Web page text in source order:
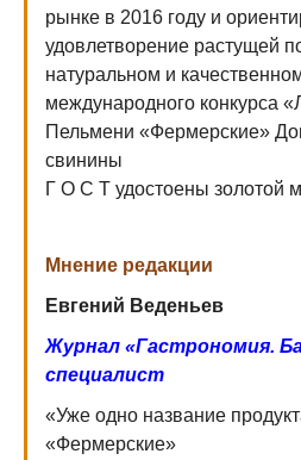
рынке в 2016 году и
удовлетворение растущей
натуральном и
международного конкурса
Пельмени «Фермерские»
свинины
Г О С Т удостоены золотой
Мнение редакции
Евгений Веденьев
Журнал «Гастрономия.
специалист
«Уже одно название
«Фермерские»